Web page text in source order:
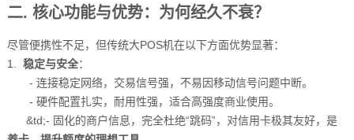
二. 核心功能与优势：为何经久不衰？
尽管便携性不足，但传统大POS机在以下方面优势显著：
1. 稳定与安全：
- 连接稳定网络，交易信号强，不易因移动信号问题中断。
- 硬件配置扎实，耐用性强，适合高强度商业使用。
&td;- 固化的商户信息，完全杜绝“跳码”，对信用卡极其友好，是